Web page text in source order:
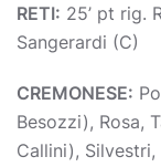
RETI: 25’ pt rig.
Sangerardi (C)
CREMONESE:
Besozzi), Rosa,
Callini), Silvestri,